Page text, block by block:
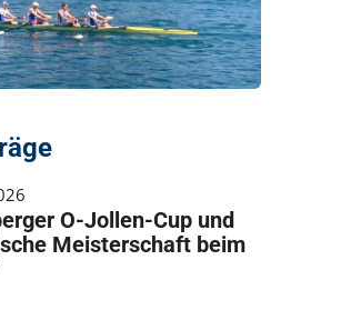
O-Jollen-Cup und
Meisterschaft beim